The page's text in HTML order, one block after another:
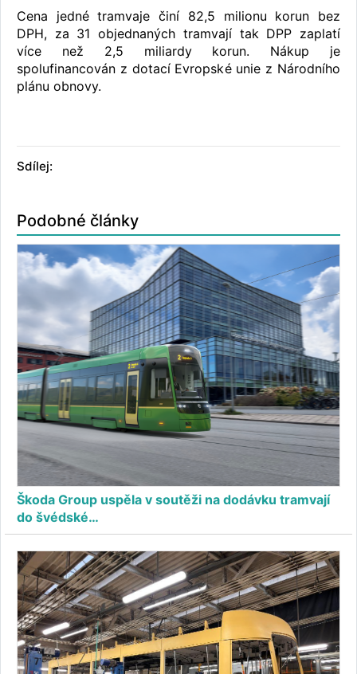
Cena jedné tramvaje činí 82,5 milionu korun bez
DPH, za 31 objednaných tramvají tak DPP zaplatí
více než 2,5 miliardy korun. Nákup je
spolufinancován z dotací Evropské unie z Národního
plánu obnovy.
Sdílej:
Podobné články
Škoda Group uspěla v soutěži na dodávku tramvají
do švédské…